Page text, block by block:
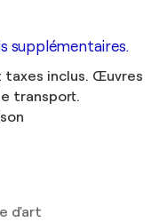
supplémentaires.
taxes inclus. Œuvres
transport.
d'art